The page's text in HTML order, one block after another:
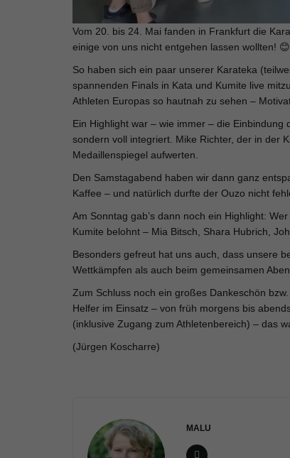
Vom 20. bis 24. Mai fanden in Frankfurt die
einige von uns nicht entgehen lassen wollten! 😊
So haben sich ein paar unserer Karateka
spannenden Finals in Kata und Kumite live
Athleten Europas so hautnah zu sehen –
Ein Highlight war – wie immer – die Einbindung
sondern voll integriert. Mike Richter, der in der
Medaillenspiegel aufwerten.
Den Samstagabend haben wir dann ganz
Kaffee – und natürlich durfte der Ouzo nicht
Am Sonntag gab’s dann noch ein Highlight:
Kumite belohnt – Mia Bitsch, Shara Hubrich,
Besonders gefreut hat uns auch, dass unsere
Wettkämpfen als auch beim gemeinsamen
Zum Schluss noch ein großes Dankeschön
Helfer im Einsatz – von früh morgens bis
(inklusive Zugang zum Athletenbereich) – das
(Jürgen Koscharre)
MALU